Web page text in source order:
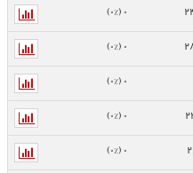
0 (0%)
0 (0%)
0 (0%)
0 (0%)
0 (0%)